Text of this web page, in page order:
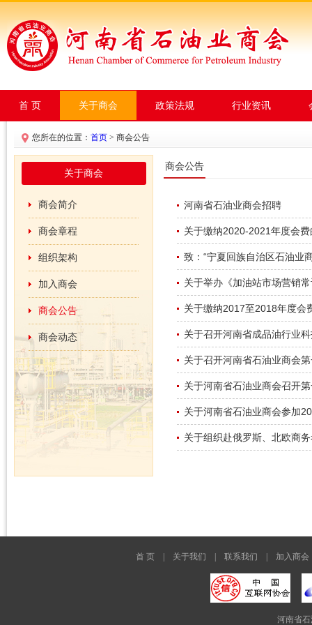
首 页 关于商会 政策法规 行业资讯
您所在的位置： 首页 > 商会公告
关于商会
商会简介
商会章程
组织架构
加入商会
商会公告
商会动态
商会公告
河南省石油业商会招聘
关于缴纳2020-2021年度会费
致：“宁夏回族自治区石油业
关于举办《加油站市场营销
关于缴纳2017至2018年度会
关于召开河南省成品油行业
关于召开河南省石油业商会
关于河南省石油业商会召开
关于河南省石油业商会参加
关于组织赴俄罗斯、北欧商
首 页 关于我们 联系我们 加入商会
河南省